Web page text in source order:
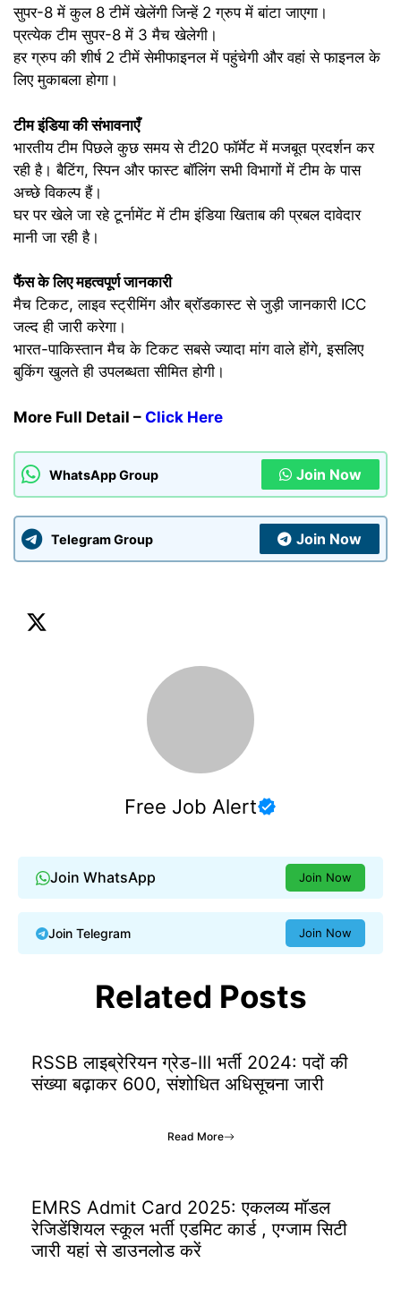
सुपर-8 में कुल 8 टीमें खेलेंगी जिन्हें 2 ग्रुप में बांटा जाएगा।
प्रत्येक टीम सुपर-8 में 3 मैच खेलेगी।
हर ग्रुप की शीर्ष 2 टीमें सेमीफाइनल में पहुंचेगी और वहां से फाइनल के
लिए मुकाबला होगा।
टीम इंडिया की संभावनाएँ
भारतीय टीम पिछले कुछ समय से टी20 फॉर्मेट में मजबूत प्रदर्शन कर
रही है। बैटिंग, स्पिन और फास्ट बॉलिंग सभी विभागों में टीम के पास
अच्छे विकल्प हैं।
घर पर खेले जा रहे टूर्नामेंट में टीम इंडिया खिताब की प्रबल दावेदार
मानी जा रही है।
फैंस के लिए महत्वपूर्ण जानकारी
मैच टिकट, लाइव स्ट्रीमिंग और ब्रॉडकास्ट से जुड़ी जानकारी ICC
जल्द ही जारी करेगा।
भारत-पाकिस्तान मैच के टिकट सबसे ज्यादा मांग वाले होंगे, इसलिए
बुकिंग खुलते ही उपलब्धता सीमित होगी।
More Full Detail – Click Here
WhatsApp Group Join Now
Telegram Group Join Now
Free Job Alert
Join WhatsApp Join Now
Join Telegram Join Now
Related Posts
RSSB लाइब्रेरियन ग्रेड-III भर्ती 2024: पदों की
संख्या बढ़ाकर 600, संशोधित अधिसूचना जारी
Read More
EMRS Admit Card 2025: एकलव्य मॉडल
रेजिडेंशियल स्कूल भर्ती एडमिट कार्ड , एग्जाम सिटी
जारी यहां से डाउनलोड करें